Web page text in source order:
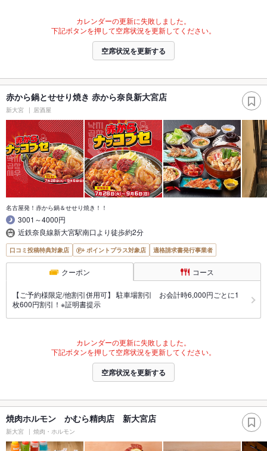
カレンダーの更新に失敗しました。
下記ボタンを押して空席状況を更新してください。
空席状況を更新する
赤から鍋とせせり焼き 赤から奈良新大宮店
新大宮 居酒屋
名古屋発！赤から鍋＆せせり焼き！！
3001～4000円
近鉄奈良線新大宮駅南口より徒歩約2分
口コミ投稿特典対象店 ポイントプラス対象店 適格請求書発行事業者
クーポン コース
【ご予約様限定/他割引併用可】 駐車場割引 お会計時6,000円ごとに1
枚600円割引！※証明書提示
カレンダーの更新に失敗しました。
下記ボタンを押して空席状況を更新してください。
空席状況を更新する
焼肉ホルモン かむら精肉店 新大宮店
新大宮 焼肉・ホルモン